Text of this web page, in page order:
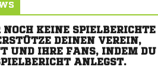
KEINE SPIELBERICHTE
DEINEN VEREIN,
UND IHRE FANS, INDEM DU
ANLEGST.